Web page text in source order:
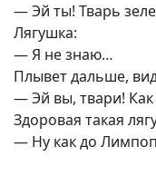
— Эй ты! Тварь
Лягушка:
— Я не знаю…
Плывет дальше,
— Эй вы, твари!
Здоровая такая
— Ну как до